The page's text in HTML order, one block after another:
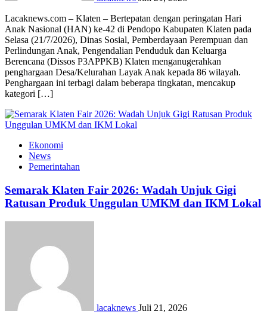
Lacaknews.com – Klaten – Bertepatan dengan peringatan Hari
Anak Nasional (HAN) ke-42 di Pendopo Kabupaten Klaten pada
Selasa (21/7/2026), Dinas Sosial, Pemberdayaan Perempuan dan
Perlindungan Anak, Pengendalian Penduduk dan Keluarga
Berencana (Dissos P3APPKB) Klaten menganugerahkan
penghargaan Desa/Kelurahan Layak Anak kepada 86 wilayah.
Penghargaan ini terbagi dalam beberapa tingkatan, mencakup
kategori […]
Ekonomi
News
Pemerintahan
Semarak Klaten Fair 2026: Wadah Unjuk Gigi
Ratusan Produk Unggulan UMKM dan IKM Lokal
lacaknews Juli 21, 2026